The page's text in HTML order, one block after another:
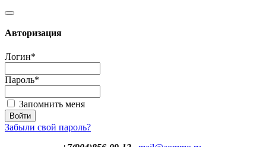
Авторизация
Логин*
Пароль*
Запомнить меня
Забыли свой пароль?